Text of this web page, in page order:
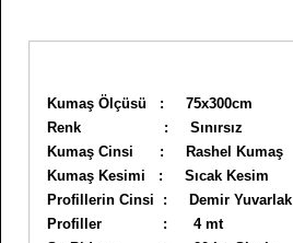
Kumaş Ölçüsü : 75x300cm
Renk : Sınırsız
Kumaş Cinsi : Rashel Kumaş
Kumaş Kesimi : Sıcak Kesim
Profillerin Cinsi : Demir Yuvarlak
Profiller : 4 mt